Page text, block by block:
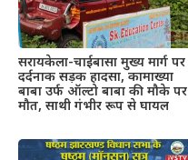
सरायकेला-चाईबासा मुख्य मार्ग पर
दर्दनाक सड़क हादसा, कामाख्या
बाबा उर्फ ऑल्टो बाबा की मौके पर
मौत, साथी गंभीर रूप से घायल